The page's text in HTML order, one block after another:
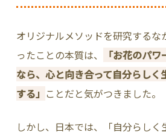
オリジナルメソッドを研究するな
ったことの本質は、
「お花のパ
なら、心と向き合って自分らしく
する」 ことだと気がつきました。
しかし、日本では、「自分らし